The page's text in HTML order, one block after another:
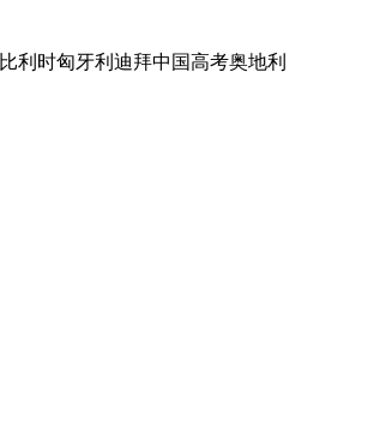
比利时匈牙利 迪拜中国高考奥地利